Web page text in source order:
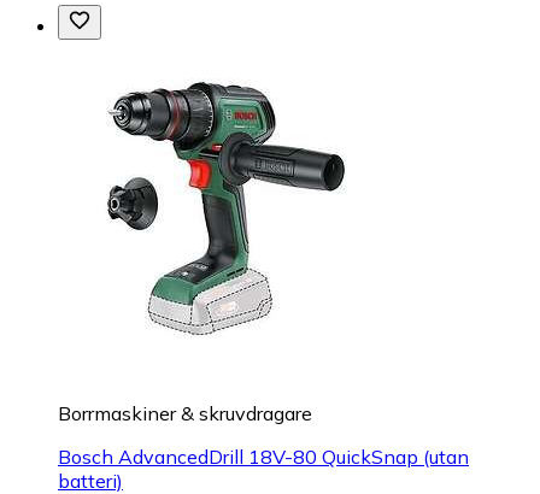
Borrmaskiner & skruvdragare
Bosch AdvancedDrill 18V-80 QuickSnap (utan
batteri)